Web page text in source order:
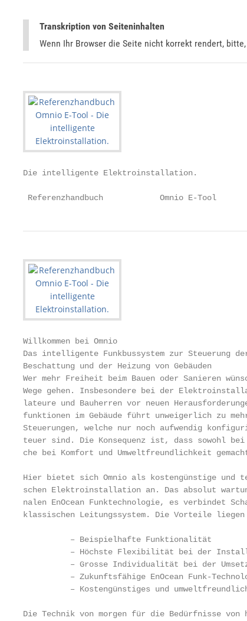
Transkription von Seiteninhalten
Wenn Ihr Browser die Seite nicht korrekt rendert,
Die intelligente Elektroinstallation.
Referenzhandbuch            Omnio E-Tool
Willkommen bei Omnio
Das intelligente Funkbussystem zur Steuerung
Beschattung und der Heizung von Gebäuden
Wer mehr Freiheit beim Bauen oder Sanieren
Wege gehen. Insbesondere bei der
lateure und Bauherren vor neuen
funktionen im Gebäude führt unweigerlich zu
Steuerungen, welche nur noch aufwendig
teuer sind. Die Konsequenz ist, dass sowohl bei
che bei Komfort und Umweltfreundlichkeit
Hier bietet sich Omnio als kostengünstige
schen Elektroinstallation an. Das absolut
nalen EnOcean Funktechnologie, es verbindet
klassischen Leitungssystem. Die Vorteile liegen
          – Beispielhafte Funktionalität
– Höchste Flexibilität bei der
– Grosse Individualität bei der
– Zukunftsfähige EnOcean Funk-
– Kostengünstiges und
Die Technik von morgen für die Bedürfnisse von